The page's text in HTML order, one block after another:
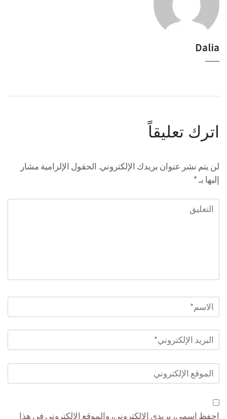
Dalia
اترك تعليقاً
لن يتم نشر عنوان بريدك الإلكتروني. الحقول الإلزامية مشار
إليها بـ*
التعليق
الاسم
البريد
الإلكتروني*
الموقع
الإلكتروني
احفظ اسمي، بريدي الإلكتروني، والموقع الإلكتروني في هذا